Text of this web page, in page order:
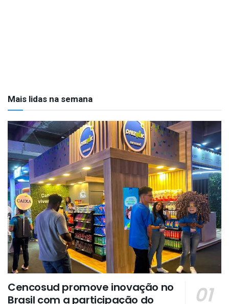
Mais lidas na semana
Cencosud promove inovação no
Brasil com a participação do